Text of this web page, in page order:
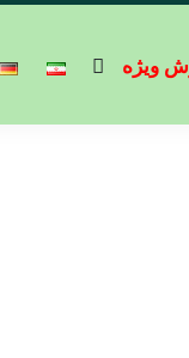
ویژه